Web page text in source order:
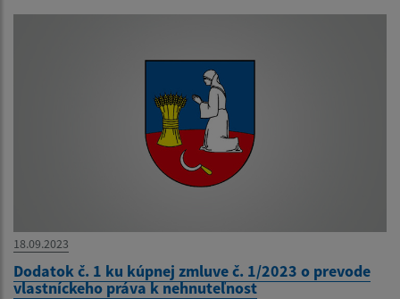
18.09.2023
Dodatok č. 1 ku kúpnej zmluve č. 1/2023 o prevode
vlastníckeho práva k nehnuteľnost